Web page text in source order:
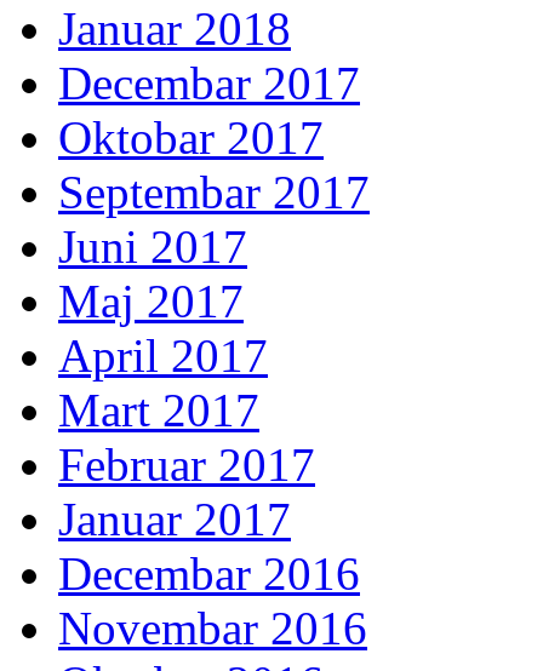
Januar 2018
Decembar 2017
Oktobar 2017
Septembar 2017
Juni 2017
Maj 2017
April 2017
Mart 2017
Februar 2017
Januar 2017
Decembar 2016
Novembar 2016